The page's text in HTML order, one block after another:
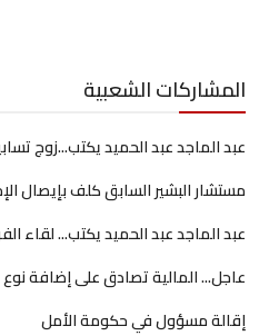
المشاركات الشعبية
عبد الماجد عبد الحميد يكتب...زوج
مستشار البشير السابق كلف بإيصال
عبد الماجد عبد الحميد يكتب... لقاء
عاجل... المالية تصادق على إضافة
إقالة مسؤول في حكومة الأمل